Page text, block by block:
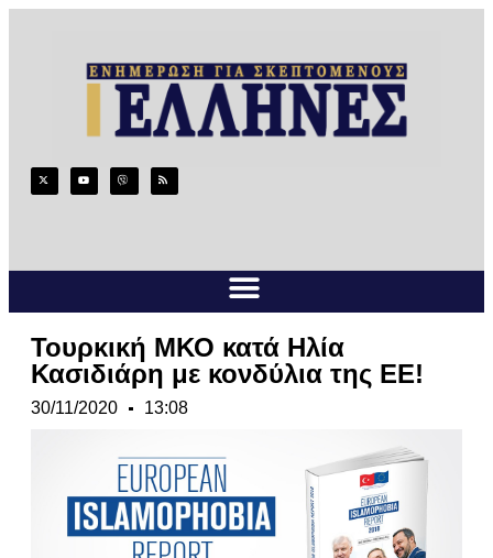
Τουρκική ΜΚΟ κατά Ηλία
Κασιδιάρη με κονδύλια της ΕΕ!
30/11/2020 13:08